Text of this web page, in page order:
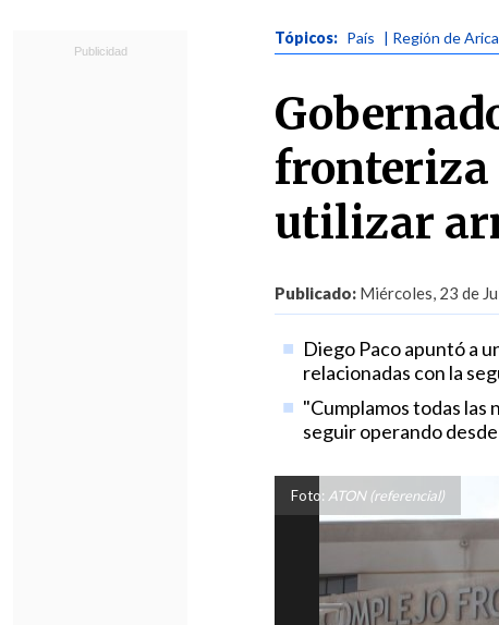
Tópicos: País | Región de Arica
fronteriza
utilizar
Publicado: Miércoles, 23 de
Diego Paco apuntó a
relacionadas con la
"Cumplamos todas las
seguir operando
Foto: ATON (referencial)